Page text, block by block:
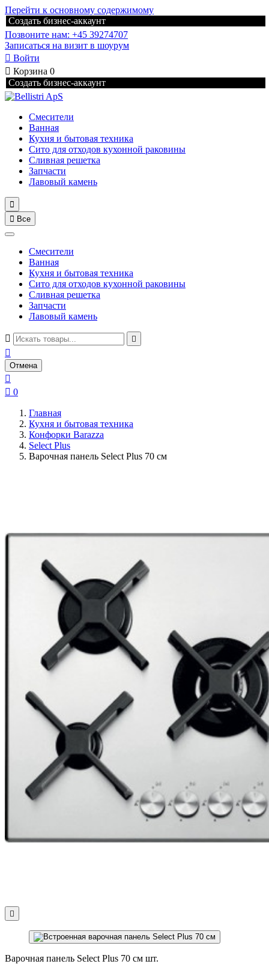
Перейти к основному содержимому
Создать бизнес-аккаунт
Позвоните нам: +45 39274707
Записаться на визит в шоурум
 Войти
 Корзина 0
Создать бизнес-аккаунт
Смесители
Ванная
Кухня и бытовая техника
Сито для отходов кухонной раковины
Сливная решетка
Запчасти
Лавовый камень

 Все
Смесители
Ванная
Кухня и бытовая техника
Сито для отходов кухонной раковины
Сливная решетка
Запчасти
Лавовый камень
 

Отмена

 0
Главная
Кухня и бытовая техника
Конфорки Barazza
Select Plus
Варочная панель Select Plus 70 см

Варочная панель Select Plus 70 см шт.